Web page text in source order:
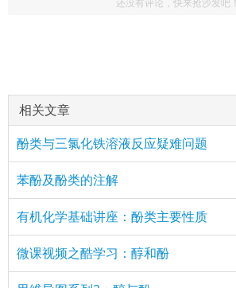
还没有评论，快来抢沙发吧！
相关文章
酚类与三氯化铁溶液反应疑难问题
苯酚及酚类的注解
有机化学基础讲座：酚类主要性质
微课视频之酷学习：醇和酚